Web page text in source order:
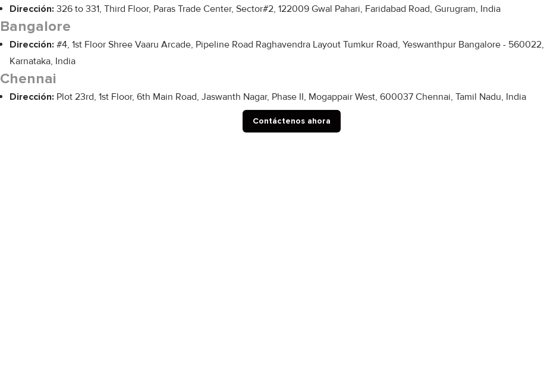
Dirección: 326 to 331, Third Floor, Paras Trade Center, Sector#2, 122009 Gwal Pahari, Faridabad Road, Gurugram, India
Bangalore
Dirección: #4, 1st Floor Shree Vaaru Arcade, Pipeline Road Raghavendra Layout Tumkur Road, Yeswanthpur Bangalore - 560022,
Karnataka, India
Chennai
Dirección: Plot 23rd, 1st Floor, 6th Main Road, Jaswanth Nagar, Phase II, Mogappair West, 600037 Chennai, Tamil Nadu, India
Contáctenos ahora